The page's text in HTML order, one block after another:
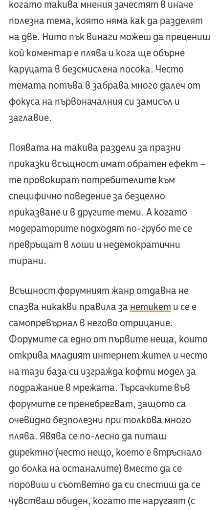
когато такива мнения зачестят в иначе
полезна тема, която няма как да разделят
на две. Нито пък винаги можеш да прецениш
кой коментар е плява и кога ще обърне
каруцата в безсмислена посока. Често
темата потъва в забрава много далеч от
фокуса на първоначалния си замисъл и
заглавие.
Появата на такива раздели за празни
приказки всъщност имат обратен ефект –
те провокират потребителите към
специфично поведение за безцелно
приказване и в другите теми. А когато
модераторите подходят по-грубо те се
превръщат в лоши и недемократични
тирани.
Всъщност форумният жанр отдавна не
спазва никакви правила занетикет и се е
самопревърнал в негово отрицание.
Форумите са едно от първите неща, които
открива младият интернет жител и често
на тази база си изгражда кофти модел за
подражание в мрежата. Търсачките във
форумите се пренебрегват, защото са
очевидно безполезни при толкова много
плява. Явява се по-лесно да питаш
директно (често нещо, което е втръснало
до болка на останалите) вместо да се
поровиш и съответно да си спестиш да се
чувстваш обиден, когато те наругаят (с